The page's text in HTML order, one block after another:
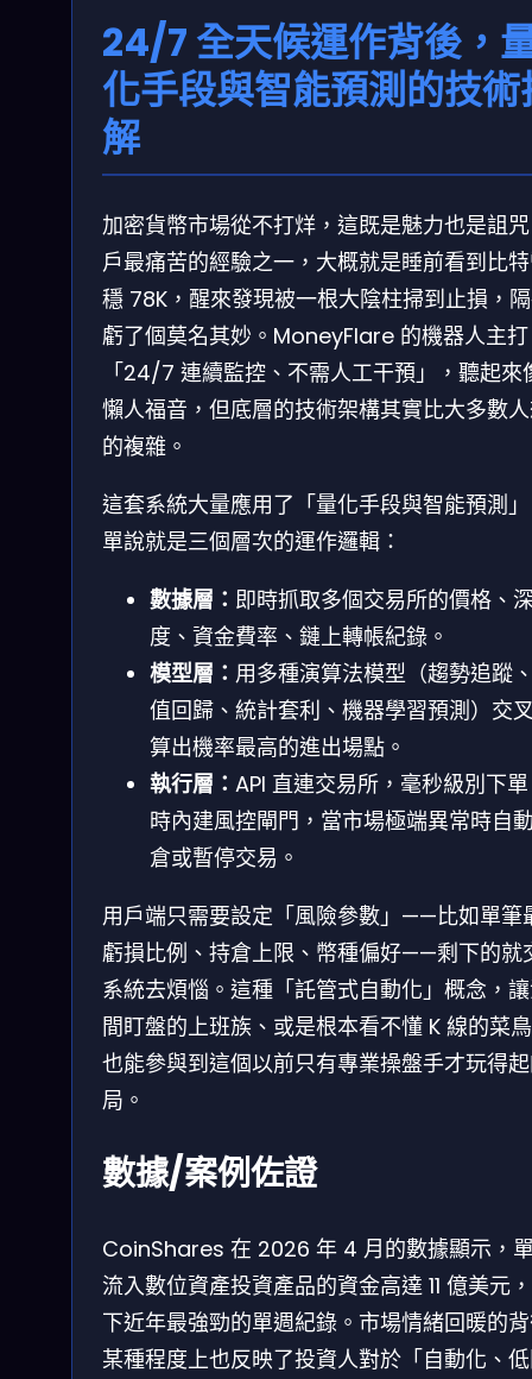
24/7 全天候運作背後，
化手段與智能預測的技術
解
加密貨幣市場從不打烊，這既是魅力也是詛
戶最痛苦的經驗之一，大概就是睡前看到比
穩 78K，醒來發現被一根大陰柱掃到止損，
虧了個莫名其妙。MoneyFlare 的機器人主打
「24/7 連續監控、不需人工干預」，聽起來
懶人福音，但底層的技術架構其實比大多數
的複雜。
這套系統大量應用了「量化手段與智能預測
單說就是三個層次的運作邏輯：
數據層： 即時抓取多個交易所的價格、
度、資金費率、鏈上轉帳紀錄。
模型層： 用多種演算法模型（趨勢追蹤
值回歸、統計套利、機器學習預測）交
算出機率最高的進出場點。
執行層： API 直連交易所，毫秒級別下
時內建風控閘門，當市場極端異常時自
倉或暫停交易。
用戶端只需要設定「風險參數」——比如單筆
虧損比例、持倉上限、幣種偏好——剩下的就
系統去煩惱。這種「託管式自動化」概念，
間盯盤的上班族、或是根本看不懂 K 線的菜
也能參與到這個以前只有專業操盤手才玩得
局。
數據/案例佐證
CoinShares 在 2026 年 4 月的數據顯示，
流入數位資產投資產品的資金高達 11 億美元
下近年最強勁的單週紀錄。市場情緒回暖的
某種程度上也反映了投資人對於「自動化、